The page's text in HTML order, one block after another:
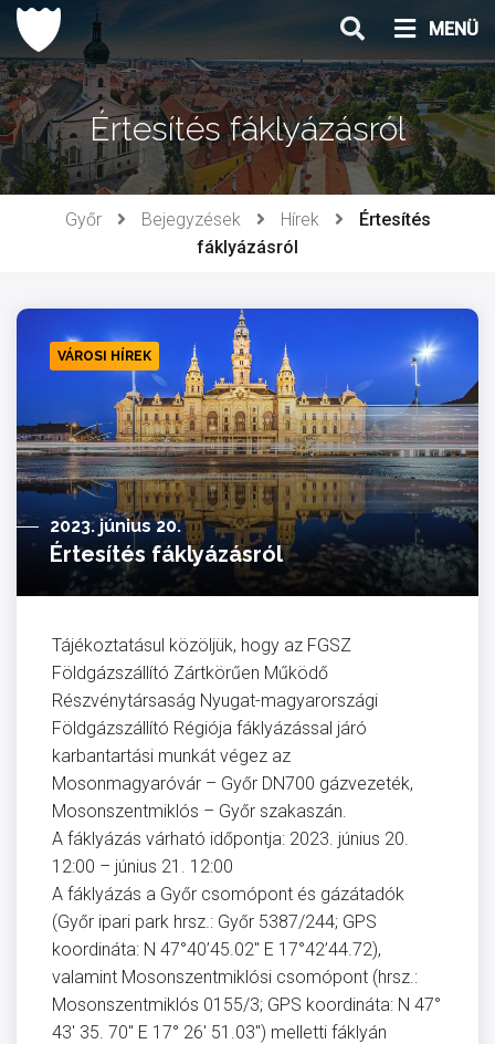
Ugrás
tartalomhoz
MENÜ
Értesítés fáklyázásról
Győr Bejegyzések Hírek
Értesítés
fáklyázásról
VÁROSI HÍREK
2023. június 20.
Értesítés fáklyázásról
Tájékoztatásul közöljük, hogy az FGSZ
Földgázszállító Zártkörűen Működő
Részvénytársaság Nyugat-magyarországi
Földgázszállító Régiója fáklyázással járó
karbantartási munkát végez az
Mosonmagyaróvár – Győr DN700 gázvezeték,
Mosonszentmiklós – Győr szakaszán.
A fáklyázás várható időpontja: 2023. június 20.
12:00 – június 21. 12:00
A fáklyázás a Győr csomópont és gázátadók
(Győr ipari park hrsz.: Győr 5387/244; GPS
koordináta: N 47°40’45.02″ E 17°42’44.72),
valamint Mosonszentmiklósi csomópont (hrsz.:
Mosonszentmiklós 0155/3; GPS koordináta: N 47°
43′ 35. 70″ E 17° 26′ 51.03″) melletti fáklyán